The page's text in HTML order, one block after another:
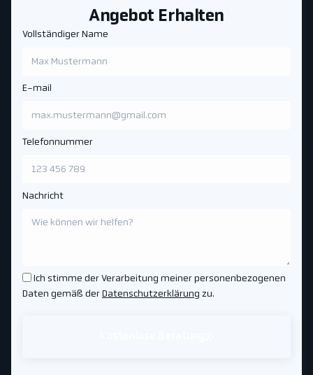
Angebot Erhalten
Vollständiger Name
E-mail
Telefonnummer
Nachricht
Ich stimme der Verarbeitung meiner personenbezogenen
Daten gemäß der Datenschutzerklärung zu.